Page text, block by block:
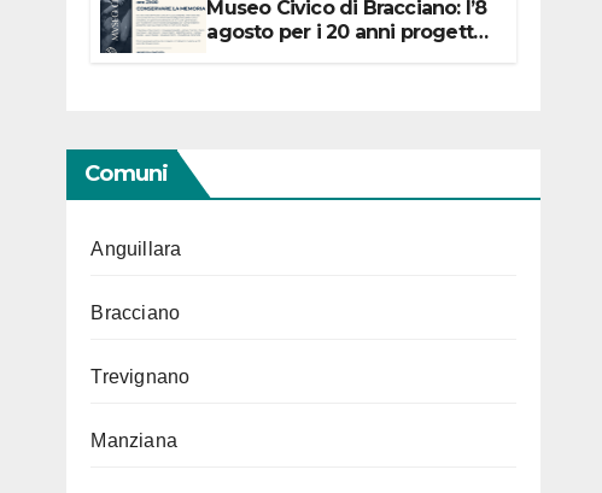
Museo Civico di Bracciano: l’8
agosto per i 20 anni progetto
Comuni
Anguillara
Bracciano
Trevignano
Manziana